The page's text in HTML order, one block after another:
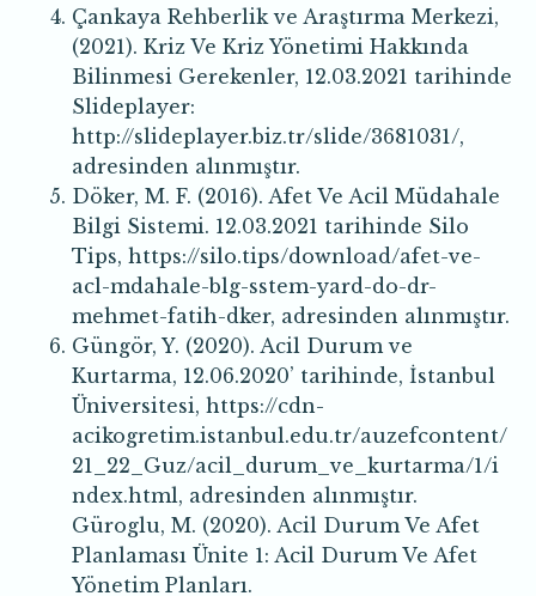
Çankaya Rehberlik ve Araştırma Merkezi,
(2021). Kriz Ve Kriz Yönetimi Hakkında
Bilinmesi Gerekenler, 12.03.2021 tarihinde
Slideplayer:
http://slideplayer.biz.tr/slide/3681031/,
adresinden alınmıştır.
Döker, M. F. (2016). Afet Ve Acil Müdahale
Bilgi Sistemi. 12.03.2021 tarihinde Silo
Tips, https://silo.tips/download/afet-ve-
acl-mdahale-blg-sstem-yard-do-dr-
mehmet-fatih-dker, adresinden alınmıştır.
Güngör, Y. (2020). Acil Durum ve
Kurtarma, 12.06.2020’ tarihinde, İstanbul
Üniversitesi, https://cdn-
acikogretim.istanbul.edu.tr/auzefcontent/
21_22_Guz/acil_durum_ve_kurtarma/1/i
ndex.html, adresinden alınmıştır.
Güroglu, M. (2020). Acil Durum Ve Afet
Planlaması Ünite 1: Acil Durum Ve Afet
Yönetim Planları.